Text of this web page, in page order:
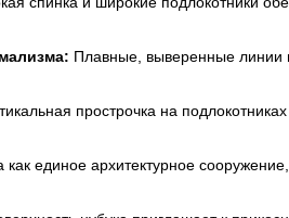
Плавные, выверенные линии
прострочка на
единое архитектурное